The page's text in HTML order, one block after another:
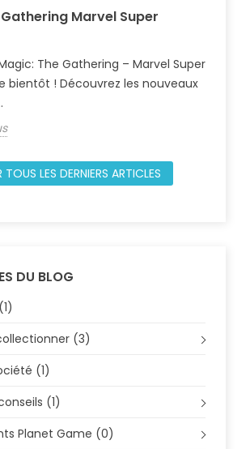
Marvel Super
The Gathering – Marvel Super
bientôt ! Découvrez les nouveaux
TOUS LES DERNIERS ARTICLES
DU BLOG
(3)
(1)
(1)
Planet Game (0)